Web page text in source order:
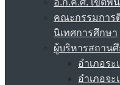
อ.ก.ค.ศ. เขตพื้
คณะกรรมการ
นิเทศการศึกษา
ผู้บริหารสถาน
อำเภอระ
อำเภอจะ